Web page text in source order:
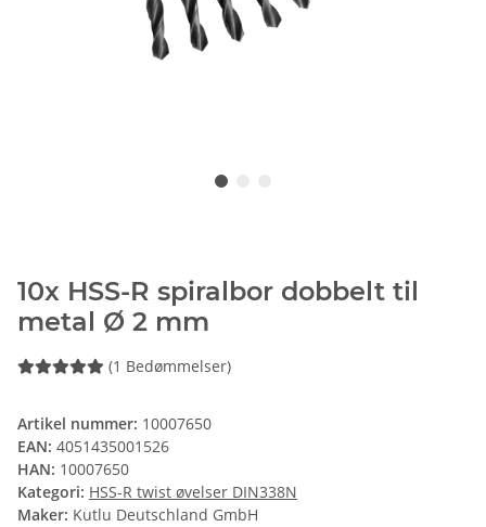
10x HSS-R spiralbor dobbelt til
metal Ø 2 mm
(1 Bedømmelser)
Artikel nummer: 10007650
EAN: 4051435001526
HAN: 10007650
Kategori: HSS-R twist øvelser DIN338N
Maker: Kutlu Deutschland GmbH